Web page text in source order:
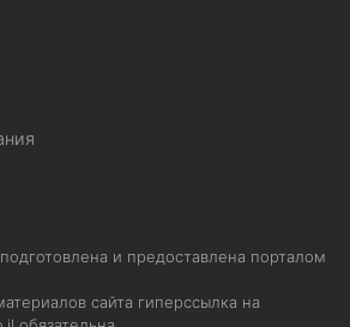
и предоставлена порталом
сайта гиперссылка на